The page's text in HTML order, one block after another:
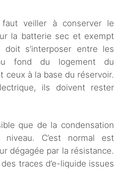
veiller à conserver le
la batterie sec et exempt
s’interposer entre les
fond du logement du
ceux à la base du réservoir.
ils doivent rester
que de la condensation
niveau. C’est normal est
dégagée par la résistance.
traces d’e-liquide issues